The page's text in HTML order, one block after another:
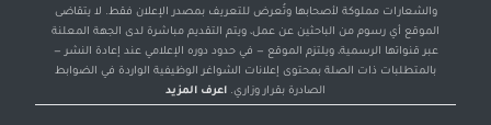
والشعارات مملوكة لأصحابها وتُعرض للتعريف بمصدر الإعلان فقط. لا يتقاضى
الموقع أي رسوم من الباحثين عن عمل، ويتم التقديم مباشرة لدى الجهة المعلنة
عبر قنواتها الرسمية، ويلتزم الموقع — في حدود دوره الإعلامي عند إعادة النشر —
بالمتطلبات ذات الصلة بمحتوى إعلانات الشواغر الوظيفية الواردة في الضوابط
الصادرة بقرار وزاري. اعرف المزيد